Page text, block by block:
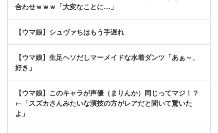
合わせｗｗｗ「大変なことに…」
【ウマ娘】シュヴァちはもう手遅れ
【ウマ娘】生足ヘソだしマーメイドな水着ダンツ「あぁ～、
好き」
【ウマ娘】このキャラが声優（まりんか）同じってマジ！？
←「スズカさんみたいな演技の方がレアだと聞いて驚いた
よ」